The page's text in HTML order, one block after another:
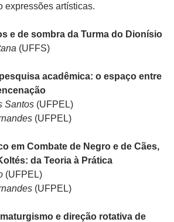
expressões artísticas.
e de sombra da Turma do Dionísio
(UFFS)
acadêmica: o espaço entre
Santos (UFPEL)
(UFPEL)
em Combate de Negro e de Cães,
da Teoria à Prática
(UFPEL)
(UFPEL)
e direção rotativa de